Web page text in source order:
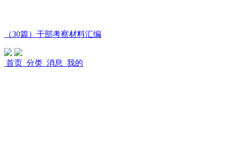
（30篇）干部考察材料汇编
首页 分类 消息 我的